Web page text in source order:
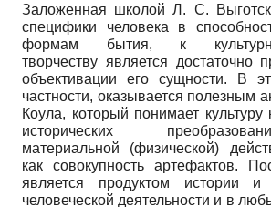
Заложенная школой Л. С.
специфики человека в
формам бытия, к культурно-
творчеству является достаточно
объективации его сущности. В
частности, оказывается полезным
Коула, который понимает культуру
исторических
материальной (физической)
как совокупность артефактов.
является продуктом истории и
человеческой деятельности и в